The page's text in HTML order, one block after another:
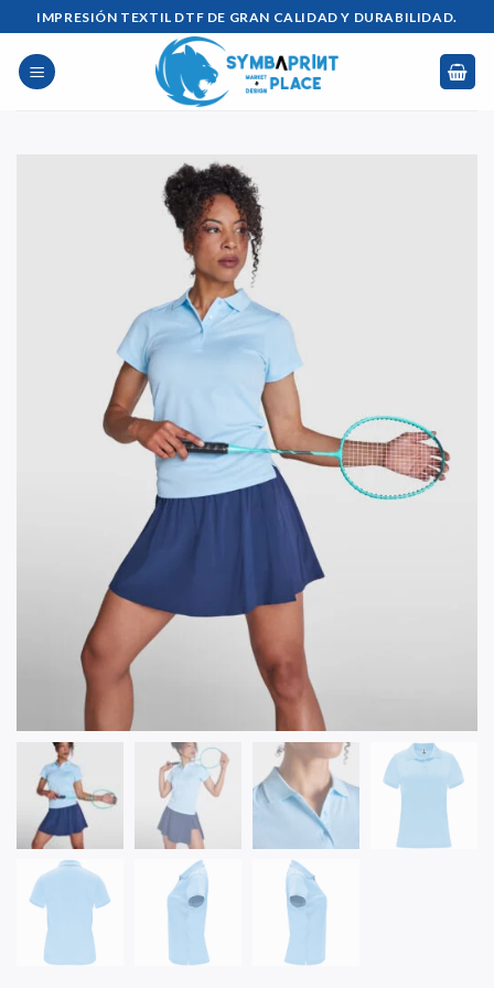
Saltar
al
contenido
IMPRESIÓN TEXTIL DTF DE GRAN CALIDAD Y DURABILIDAD.